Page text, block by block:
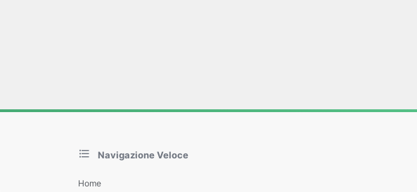
Navigazione Veloce
Home